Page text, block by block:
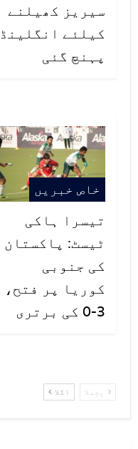
سیریز کھیلنے
کیلئے انگلینڈ
پہنچ گئی
خاص خبریں
تیسرا ہاکی
ٹیسٹ: پاکستان
کی جنوبی
کوریا پر فتح،
3-0 کی برتری
پچھلا اگلا